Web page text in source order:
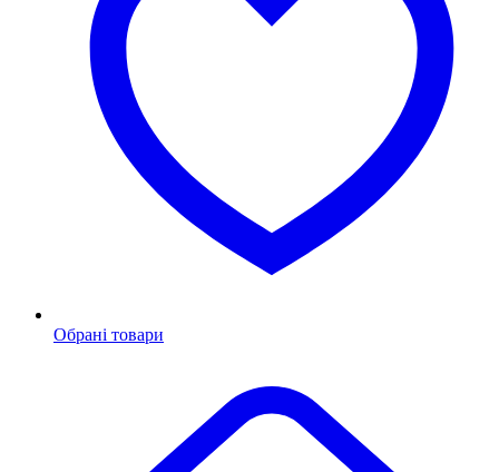
Обрані товари